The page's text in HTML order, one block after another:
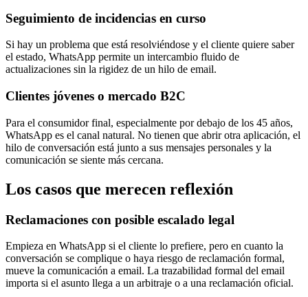
Seguimiento de incidencias en curso
Si hay un problema que está resolviéndose y el cliente quiere saber
el estado, WhatsApp permite un intercambio fluido de
actualizaciones sin la rigidez de un hilo de email.
Clientes jóvenes o mercado B2C
Para el consumidor final, especialmente por debajo de los 45 años,
WhatsApp es el canal natural. No tienen que abrir otra aplicación, el
hilo de conversación está junto a sus mensajes personales y la
comunicación se siente más cercana.
Los casos que merecen reflexión
Reclamaciones con posible escalado legal
Empieza en WhatsApp si el cliente lo prefiere, pero en cuanto la
conversación se complique o haya riesgo de reclamación formal,
mueve la comunicación a email. La trazabilidad formal del email
importa si el asunto llega a un arbitraje o a una reclamación oficial.